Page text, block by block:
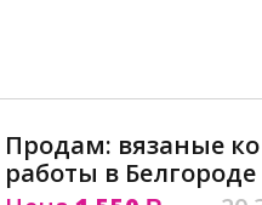
Продам: вязаные
работы в Белгороде